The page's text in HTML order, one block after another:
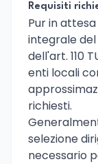
Requisiti
Pur in
integrale
dell'art. 110
enti locali
richiesti.
selezione
necessario